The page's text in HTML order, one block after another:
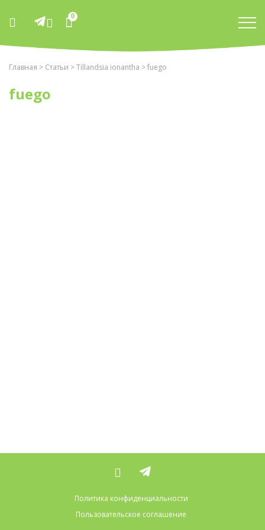
0
Главная > Статьи >Tillandsia ionantha > fuego
fuego
Политика конфиденциальности
Пользовательское соглашение